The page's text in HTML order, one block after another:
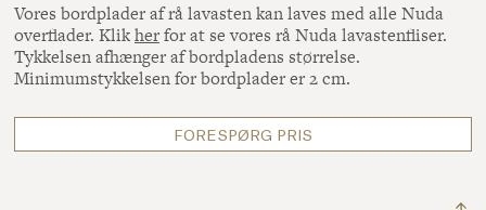
Vores bordplader af rå lavasten kan laves med alle Nuda
overflader. Klikherfor at se vores rå Nuda lavastenfliser.
Tykkelsen afhænger af bordpladens størrelse.
Minimumstykkelsen for bordplader er 2 cm.
FORESPØRG PRIS